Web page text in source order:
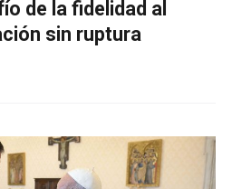
de la fidelidad al
sin ruptura